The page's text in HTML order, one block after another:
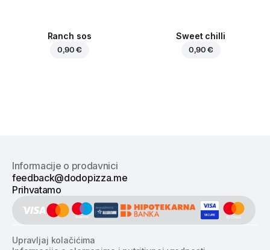
Ranch sos
0,90 €
Sweet chilli
0,90 €
Informacije o prodavnici
feedback@dodopizza.me
Prihvatamo
Upravljaj kolačićima